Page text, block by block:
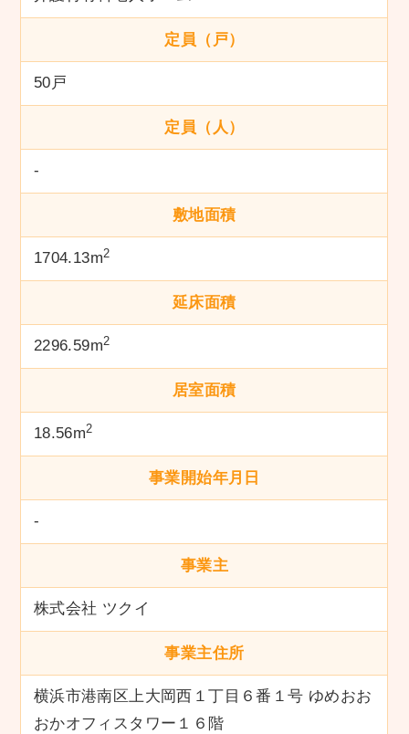
定員（戸）
50戸
定員（人）
-
敷地面積
1704.13m2
延床面積
2296.59m2
居室面積
18.56m2
事業開始年月日
-
事業主
株式会社 ツクイ
事業主住所
横浜市港南区上大岡西１丁目６番１号 ゆめおお
おかオフィスタワー１６階